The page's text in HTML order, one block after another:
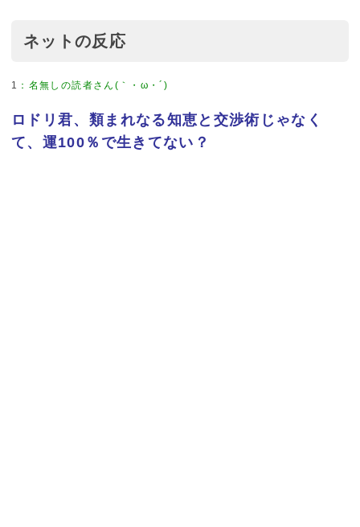
ネットの反応
1 ： 名無しの読者さん(｀・ω・´)
ロドリ君、類まれなる知恵と交渉術じゃなく
て、運100％で生きてない？